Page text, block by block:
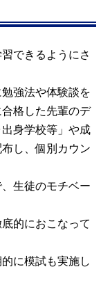
できるようにさ
強法や体験談を
格した先輩のデ
身学校等」や成
し、個別カウン
生徒のモチベー
的におこなって
に模試も実施し